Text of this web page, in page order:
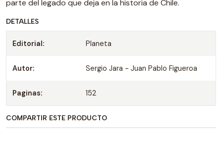
parte del legado que deja en la historia de Chile.
DETALLES
Editorial: Planeta
Autor: Sergio Jara - Juan Pablo Figueroa
Paginas: 152
COMPARTIR ESTE PRODUCTO